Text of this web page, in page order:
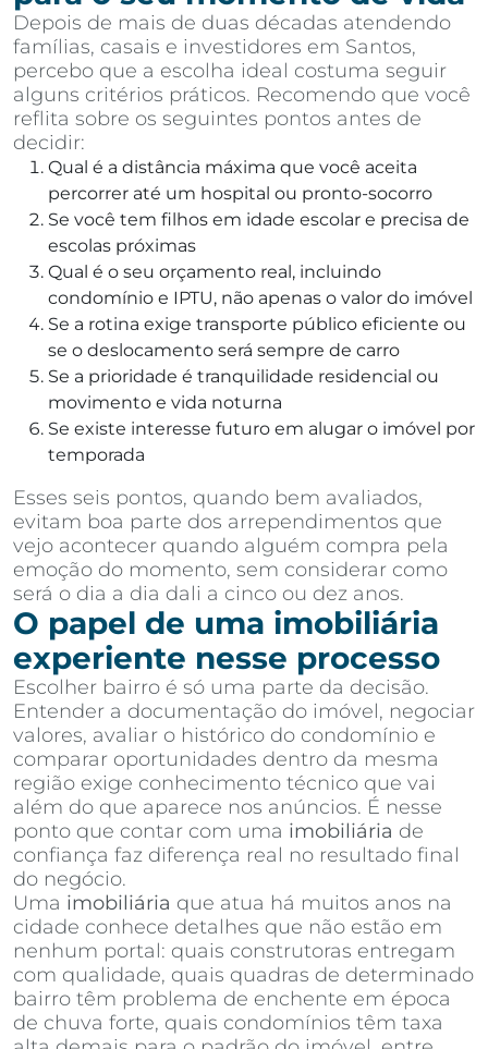
Depois de mais de duas décadas atendendo
famílias, casais e investidores em Santos,
percebo que a escolha ideal costuma seguir
alguns critérios práticos. Recomendo que você
reflita sobre os seguintes pontos antes de
decidir:
Qual é a distância máxima que você aceita
percorrer até um hospital ou pronto-socorro
Se você tem filhos em idade escolar e precisa de
escolas próximas
Qual é o seu orçamento real, incluindo
condomínio e IPTU, não apenas o valor do imóvel
Se a rotina exige transporte público eficiente ou
se o deslocamento será sempre de carro
Se a prioridade é tranquilidade residencial ou
movimento e vida noturna
Se existe interesse futuro em alugar o imóvel por
temporada
Esses seis pontos, quando bem avaliados,
evitam boa parte dos arrependimentos que
vejo acontecer quando alguém compra pela
emoção do momento, sem considerar como
será o dia a dia dali a cinco ou dez anos.
O papel de uma imobiliária
experiente nesse processo
Escolher bairro é só uma parte da decisão.
Entender a documentação do imóvel, negociar
valores, avaliar o histórico do condomínio e
comparar oportunidades dentro da mesma
região exige conhecimento técnico que vai
além do que aparece nos anúncios. É nesse
ponto que contar com uma imobiliária de
confiança faz diferença real no resultado final
do negócio.
Uma imobiliária que atua há muitos anos na
cidade conhece detalhes que não estão em
nenhum portal: quais construtoras entregam
com qualidade, quais quadras de determinado
bairro têm problema de enchente em época
de chuva forte, quais condomínios têm taxa